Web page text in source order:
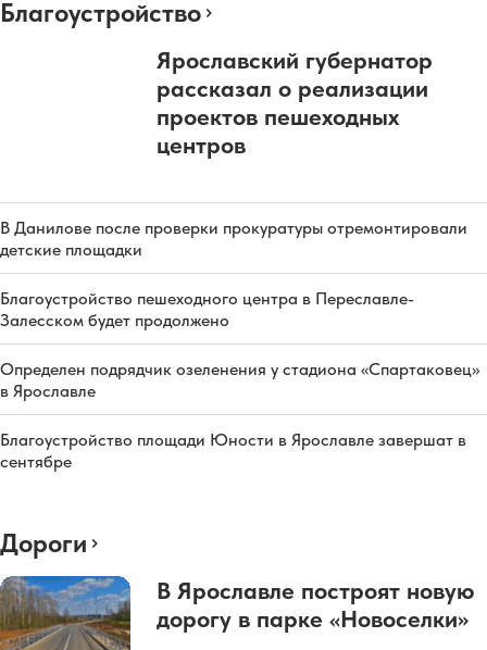
Благоустройство
Ярославский губернатор
рассказал о реализации
проектов пешеходных
центров
В Данилове после проверки прокуратуры отремонтировали
детские площадки
Благоустройство пешеходного центра в Переславле-
Залесском будет продолжено
Определен подрядчик озеленения у стадиона «Спартаковец»
в Ярославле
Благоустройство площади Юности в Ярославле завершат в
сентябре
Дороги
В Ярославле построят новую
дорогу в парке «Новоселки»